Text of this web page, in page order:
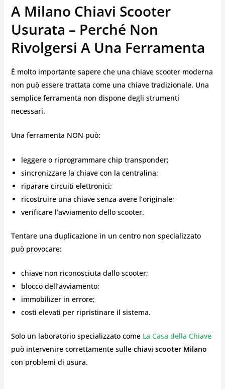
A Milano Chiavi Scooter
Usurata – Perché Non
Rivolgersi A Una Ferramenta
È molto importante sapere che una chiave scooter moderna
non può essere trattata come una chiave tradizionale. Una
semplice ferramenta non dispone degli strumenti
necessari.
Una ferramenta NON può:
leggere o riprogrammare chip transponder;
sincronizzare la chiave con la centralina;
riparare circuiti elettronici;
ricostruire una chiave senza avere l’originale;
verificare l’avviamento dello scooter.
Tentare una duplicazione in un centro non specializzato
può provocare:
chiave non riconosciuta dallo scooter;
blocco dell’avviamento;
immobilizer in errore;
costi elevati per ripristinare il sistema.
Solo un laboratorio specializzato comeLa Casa della Chiave
può intervenire correttamente sulle chiavi scooter Milano
con problemi di usura.